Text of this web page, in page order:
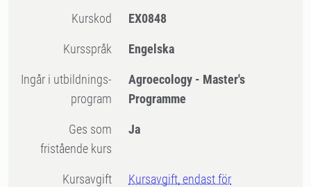
Kurskod EX0848
Kursspråk Engelska
Ingår i utbildnings-
program
Agroecology - Master's
Programme
Ges som
fristående kurs
Ja
Kursavgift
Kursavgift, endast för